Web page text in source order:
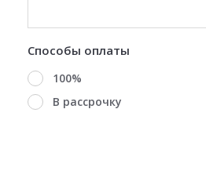
Способы оплаты
100%
В рассрочку